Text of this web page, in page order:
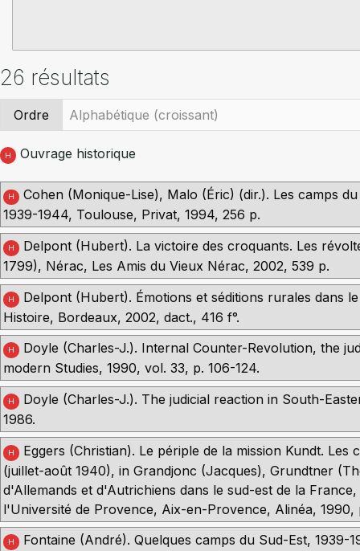
26 résultats
Ordre
H Ouvrage historique
H
Cohen (Monique-Lise), Malo (Éric) (dir.). Les camps
1939-1944, Toulouse, Privat, 1994, 256 p.
H
Delpont (Hubert). La victoire des croquants. Les
1799), Nérac, Les Amis du Vieux Nérac, 2002, 539 p.
H
Delpont (Hubert). Émotions et séditions rurales dans
Histoire, Bordeaux, 2002, dact., 416 f°.
H
Doyle (Charles-J.). Internal Counter-Revolution, the
modern Studies, 1990, vol. 33, p. 106-124.
H
Doyle (Charles-J.). The judicial reaction in South-
1986.
H
Eggers (Christian). Le périple de la mission Kundt.
(juillet-août 1940), in Grandjonc (Jacques), Grundtner
d'Allemands et d'Autrichiens dans le sud-est de la
l'Université de Provence, Aix-en-Provence, Alinéa, 1990,
H
Fontaine (André). Quelques camps du Sud-Est,